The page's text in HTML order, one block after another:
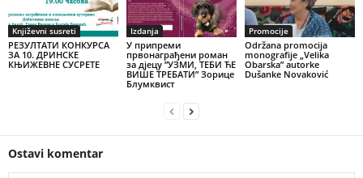
Književni susreti
РЕЗУЛТАТИ КОНКУРСА
ЗА 10. ДРИНСКЕ
КЊИЖЕВНЕ СУСРЕТЕ
Izdanja
У припреми
првонаграђени роман
за дјецу ”УЗМИ, ТЕБИ ЋЕ
ВИШЕ ТРЕБАТИ” Зорице
Блумквист
Promocije
Održana promocija
monografije „Velika
Obarska” autorke
Dušanke Novaković
Ostavi komentar